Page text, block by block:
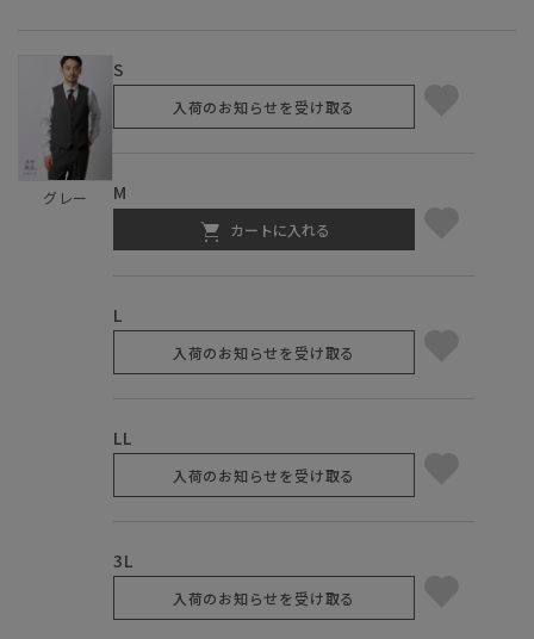
グレー
S
入荷のお知らせを受け取る
M
カートに入れる
L
入荷のお知らせを受け取る
LL
入荷のお知らせを受け取る
3L
入荷のお知らせを受け取る